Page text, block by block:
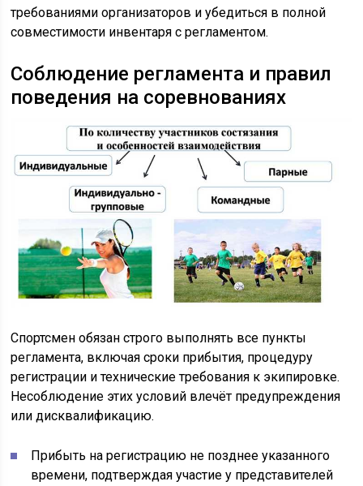
требованиями организаторов и убедиться в полной
совместимости инвентаря с регламентом.
Соблюдение регламента и правил
поведения на соревнованиях
Спортсмен обязан строго выполнять все пункты
регламента, включая сроки прибытия, процедуру
регистрации и технические требования к экипировке.
Несоблюдение этих условий влечёт предупреждения
или дисквалификацию.
Прибыть на регистрацию не позднее указанного
времени, подтверждая участие у представителей